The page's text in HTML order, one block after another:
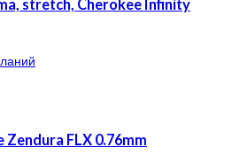
stretch, Cherokee Infinity
FLX 0.76mm